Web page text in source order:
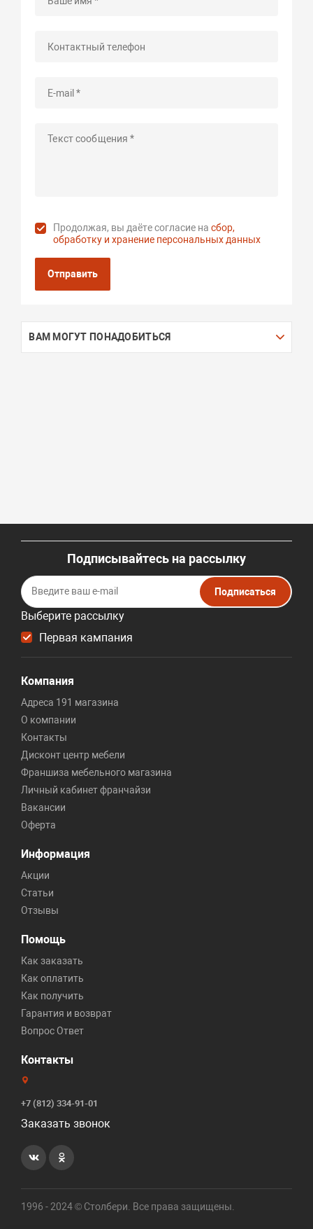
Продолжая, вы даёте согласие насбор,
обработку и хранение персональных данных
Отправить
ВАМ МОГУТ ПОНАДОБИТЬСЯ
Подписывайтесь на рассылку
Выберите рассылку
Первая кампания
Подписаться
Компания
Адреса 191 магазина
О компании
Контакты
Дисконт центр мебели
Франшиза мебельного магазина
Личный кабинет франчайзи
Вакансии
Оферта
Информация
Акции
Статьи
Отзывы
Помощь
Как заказать
Как оплатить
Как получить
Гарантия и возврат
Вопрос Ответ
Контакты
+7 (812) 334-91-01
Заказать звонок
1996 - 2024 © Столбери. Все права защищены.